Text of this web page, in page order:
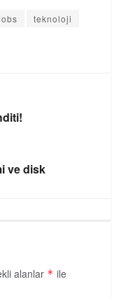
teknoloji
ve disk
alanlar * ile